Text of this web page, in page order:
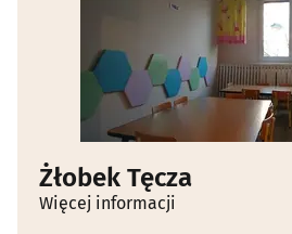
Żłobek Tęcza
Więcej informacji